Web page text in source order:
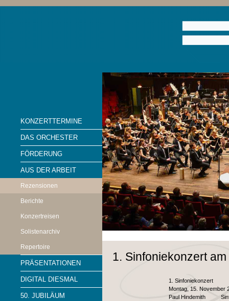
KONZERTTERMINE
DAS ORCHESTER
FÖRDERUNG
AUS DER ARBEIT
Rezensionen
Berichte
Konzertreisen
Solistenarchiv
Repertoire
PRÄSENTATIONEN
DIGITAL DIESMAL
50. JUBILÄUM
1. Sinfoniekonzert
1. Sinfoniekonzert
Montag, 15. November
Paul Hindemith